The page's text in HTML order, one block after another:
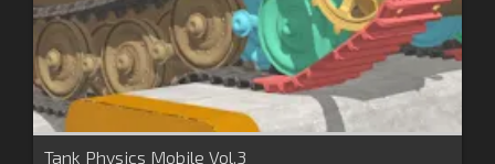
Tank Physics Mobile Vol.3